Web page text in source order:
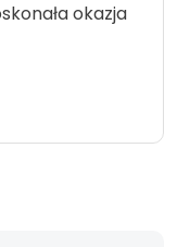
okazja